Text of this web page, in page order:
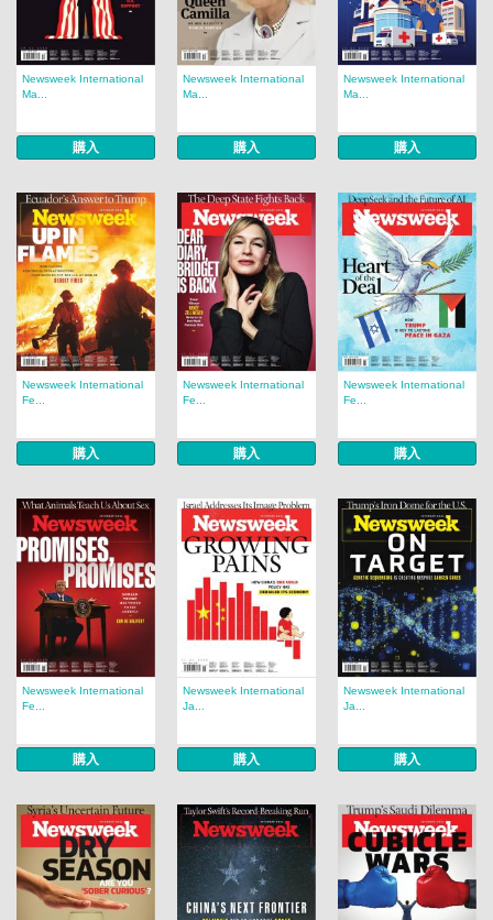
Newsweek International
Ma...
購入
Newsweek International
Ma...
購入
Newsweek International
Ma...
購入
Newsweek International
Fe...
購入
Newsweek International
Fe...
購入
Newsweek International
Fe...
購入
Newsweek International
Fe...
購入
Newsweek International
Ja...
購入
Newsweek International
Ja...
購入